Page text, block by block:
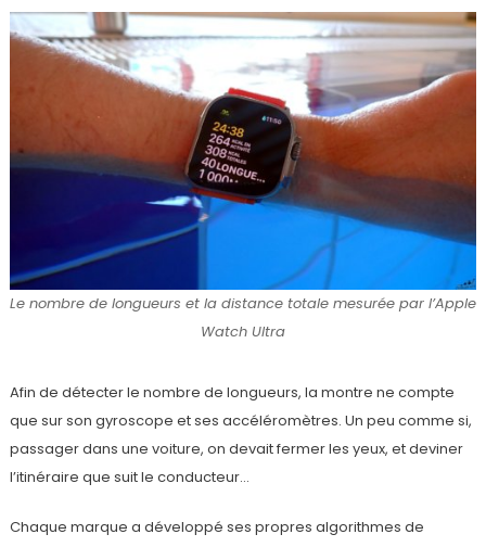
Le nombre de longueurs et la distance totale mesurée par l’Apple
Watch Ultra
Afin de détecter le nombre de longueurs, la montre ne compte
que sur son gyroscope et ses accéléromètres. Un peu comme si,
passager dans une voiture, on devait fermer les yeux, et deviner
l’itinéraire que suit le conducteur…
Chaque marque a développé ses propres algorithmes de